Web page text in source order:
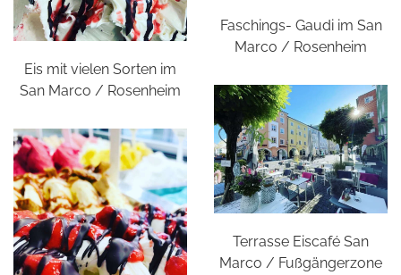
Faschings- Gaudi im San
Marco / Rosenheim
Eis mit vielen Sorten im
San Marco / Rosenheim
Terrasse Eiscafé San
Marco / Fußgängerzone